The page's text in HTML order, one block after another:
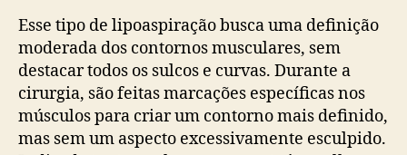
Esse tipo de lipoaspiração busca uma definição
moderada dos contornos musculares, sem
destacar todos os sulcos e curvas. Durante a
cirurgia, são feitas marcações específicas nos
músculos para criar um contorno mais definido,
mas sem um aspecto excessivamente esculpido.